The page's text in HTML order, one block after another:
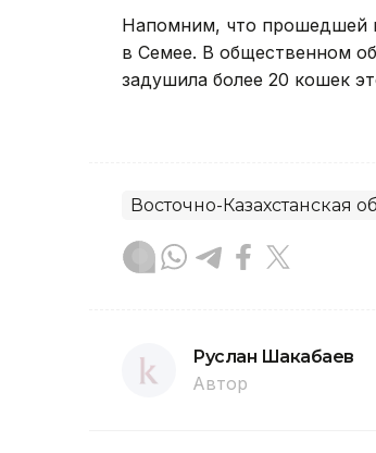
Напомним, что прошедшей
в Семее. В общественном
задушила более 20 кошек
Восточно-Казахстанская
Руслан Шакабаев
Автор